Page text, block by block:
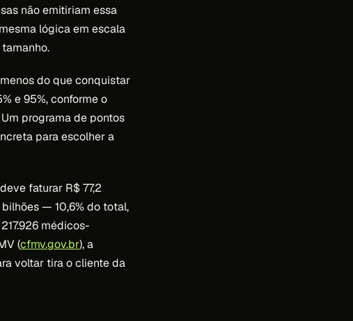
não emitiriam essa
lógica em escala
do que conquistar
e 95%, conforme o
Um programa de pontos
para escolher a
faturar R$ 77,2
— 10,6% do total,
médicos-
(cfmv.gov.br), a
voltar tira o cliente da